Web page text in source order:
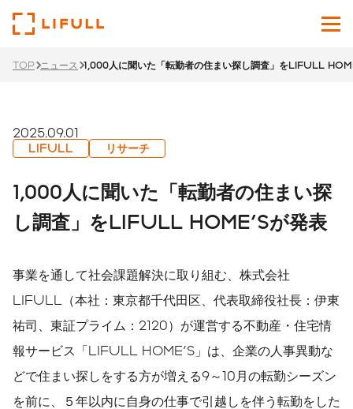
Japanese English
サービス
ニュース
TOP ニュース 1,000人に聞いた「転勤者の住まい探し調査」をLIFULL
2025.09.01
LIFULL リサーチ
1,000人に聞いた「転勤者の住まい探
し調査」をLIFULL HOME'Sが発表
事業を通して社会課題解決に取り組む、株式会社
LIFULL（本社：東京都千代田区、代表取締役社長：伊東
祐司、東証プライム：2120）が運営する不動産・住宅情
報サービス「LIFULL HOME'S」は、企業の人事異動な
どで住まい探しをする方が増える9～10月の転勤シーズン
を前に、５年以内に自身の仕事で引越しを伴う転勤をした